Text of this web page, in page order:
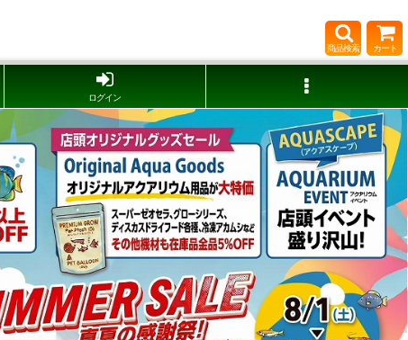
商品検索 カート
ログイン